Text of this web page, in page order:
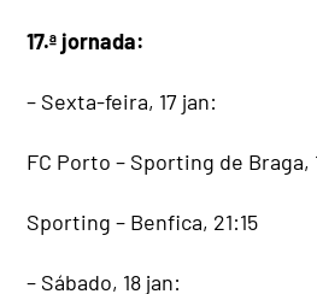
17.ª jornada:
– Sexta-feira, 17 jan:
FC Porto – Sporting de Braga,
Sporting – Benfica, 21:15
– Sábado, 18 jan: